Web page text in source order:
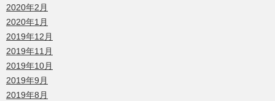
2020年2月
2020年1月
2019年12月
2019年11月
2019年10月
2019年9月
2019年8月